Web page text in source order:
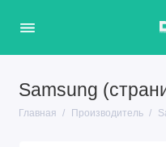
Samsung
Главная Производитель